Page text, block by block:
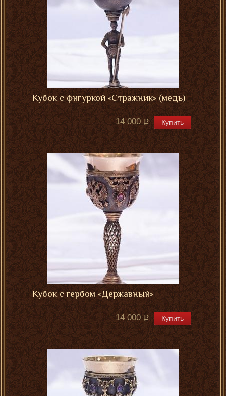
Кубок с фигуркой «Стражник» (медь)
14 000 Купить
Кубок с гербом «Державный»
14 000 Купить